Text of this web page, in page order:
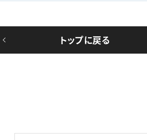
トップに戻る